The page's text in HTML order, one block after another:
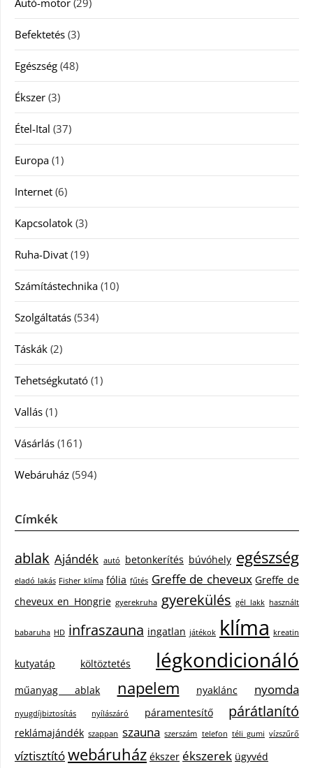
Befektetés (3)
Egészség (48)
Ékszer (3)
Étel-Ital (37)
Europa (1)
Internet (6)
Kapcsolatok (3)
Ruha-Divat (19)
Számítástechnika (10)
Szolgáltatás (534)
Táskák (2)
Tehetségkutató (1)
Vallás (1)
Vásárlás (161)
Webáruház (594)
Címkék
ablak Ajándék autó betonkerítés búvóhely egészség
eladó lakás Fisher klíma fólia fűtés Greffe de cheveux Greffe de
cheveux en Hongrie gyerekruha gyerekülés gél lakk használt
babaruha HD infraszauna ingatlan játékok klíma kreatin
kutyatáp költöztetés légkondicionáló
műanyag ablak napelem nyaklánc nyomda
nyugdíjbiztosítás nyílászáró páramentesítő párátlanító
reklámajándék szappan szauna szerszám telefon téli gumi vízszűrő
víztisztítówebáruház ékszer ékszerek ügyvéd